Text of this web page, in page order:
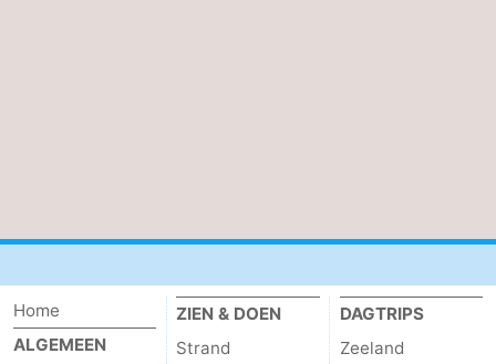
Home
ALGEMEEN
ZIEN & DOEN
Strand
DAGTRIPS
Zeeland